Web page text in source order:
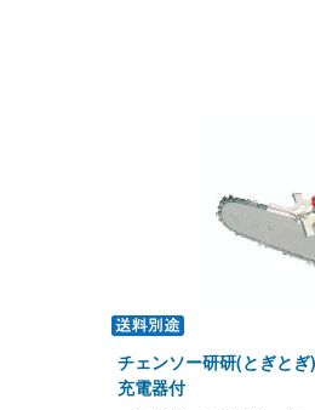
チェンソー研研(とぎと
充電器付